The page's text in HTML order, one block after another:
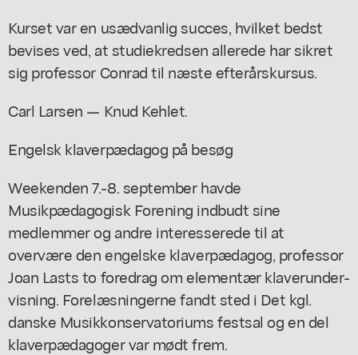
Kurset var en usædvanlig succes, hvilket bedst
bevises ved, at studiekredsen allerede har sikret
sig professor Conrad til næste efterårskursus.
Carl Larsen — Knud Kehlet.
Engelsk klaverpædagog på besøg
Weekenden 7.-8. september havde
Musikpædagogisk Forening indbudt sine
medlemmer og andre interesserede til at
overvære den engelske klaverpædagog, professor
Joan Lasts to foredrag om elementær klaverunder-
visning. Forelæsningerne fandt sted i Det kgl.
danske Musikkonservatoriums festsal og en del
klaverpædagoger var mødt frem.